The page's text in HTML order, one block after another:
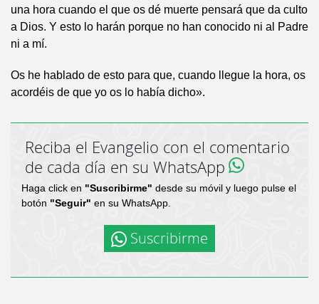
una hora cuando el que os dé muerte pensará que da culto
a Dios. Y esto lo harán porque no han conocido ni al Padre
ni a mí.
Os he hablado de esto para que, cuando llegue la hora, os
acordéis de que yo os lo había dicho».
Reciba el Evangelio con el comentario
de cada día en su WhatsApp
Haga click en "Suscribirme" desde su móvil y luego pulse el
botón "Seguir" en su WhatsApp.
Suscribirme